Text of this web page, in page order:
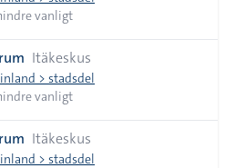
vanligt
Itäkeskus
> stadsdel
vanligt
Itäkeskus
> stadsdel